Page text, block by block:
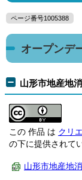
ページ番号1005388
オープンデ
山形市地産地
この 作品 は クリ
の下に提供されて
山形市地産地